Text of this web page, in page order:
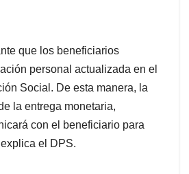
que los beneficiarios
personal actualizada en el
Social. De esta manera, la
la entrega monetaria,
con el beneficiario para
el DPS.